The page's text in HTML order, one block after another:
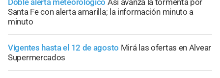
Doble alerta meteorológico Así avanza la tormenta por
Santa Fe con alerta amarilla; la información minuto a
minuto
Vigentes hasta el 12 de agosto Mirá las ofertas en Alvear
Supermercados